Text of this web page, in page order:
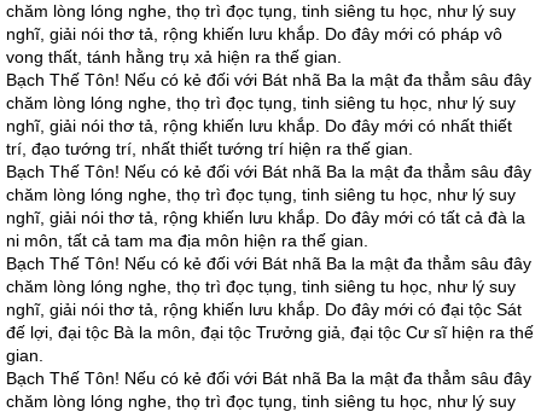
chăm lòng lóng nghe, thọ trì đọc tụng, tinh siêng tu học, như lý suy
nghĩ, giải nói thơ tả, rộng khiến lưu khắp. Do đây mới có pháp vô
vong thất, tánh hằng trụ xả hiện ra thế gian.
Bạch Thế Tôn! Nếu có kẻ đối với Bát nhã Ba la mật đa thẳm sâu đây
chăm lòng lóng nghe, thọ trì đọc tụng, tinh siêng tu học, như lý suy
nghĩ, giải nói thơ tả, rộng khiến lưu khắp. Do đây mới có nhất thiết
trí, đạo tướng trí, nhất thiết tướng trí hiện ra thế gian.
Bạch Thế Tôn! Nếu có kẻ đối với Bát nhã Ba la mật đa thẳm sâu đây
chăm lòng lóng nghe, thọ trì đọc tụng, tinh siêng tu học, như lý suy
nghĩ, giải nói thơ tả, rộng khiến lưu khắp. Do đây mới có tất cả đà la
ni môn, tất cả tam ma địa môn hiện ra thế gian.
Bạch Thế Tôn! Nếu có kẻ đối với Bát nhã Ba la mật đa thẳm sâu đây
chăm lòng lóng nghe, thọ trì đọc tụng, tinh siêng tu học, như lý suy
nghĩ, giải nói thơ tả, rộng khiến lưu khắp. Do đây mới có đại tộc Sát
đế lợi, đại tộc Bà la môn, đại tộc Trưởng giả, đại tộc Cư sĩ hiện ra thế
gian.
Bạch Thế Tôn! Nếu có kẻ đối với Bát nhã Ba la mật đa thẳm sâu đây
chăm lòng lóng nghe, thọ trì đọc tụng, tinh siêng tu học, như lý suy